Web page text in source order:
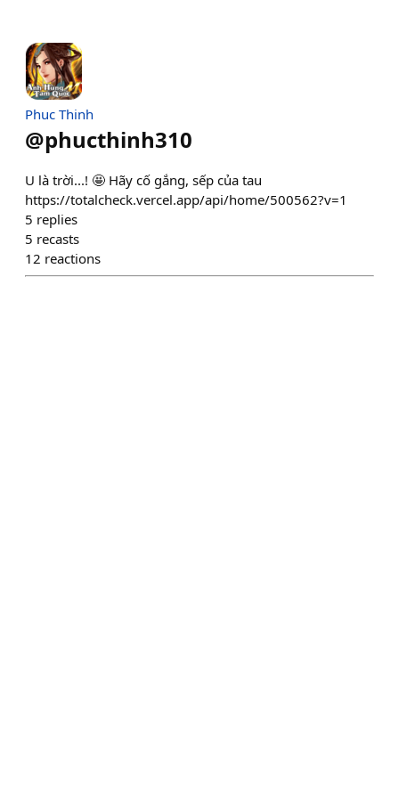
Phuc Thinh
@phucthinh310
U là trời...! 🤩 Hãy cố gắng, sếp của tau
https://totalcheck.vercel.app/api/home/500562?v=1
5 replies
5 recasts
12 reactions